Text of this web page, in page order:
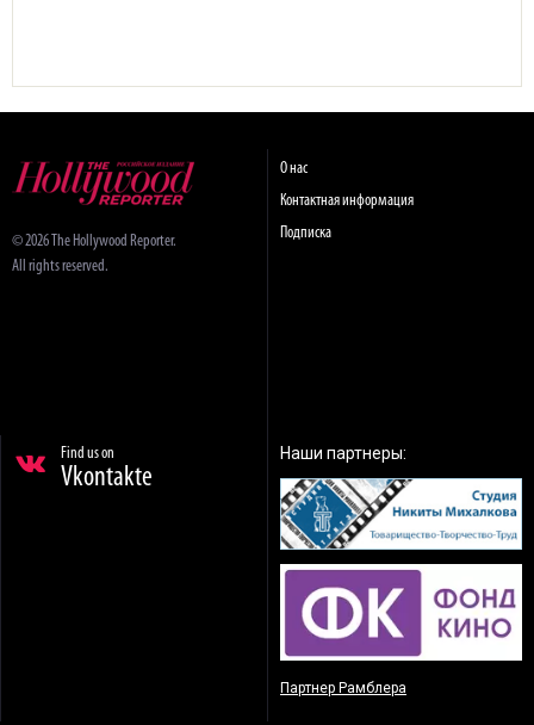
© 2026 The Hollywood Reporter.
All rights reserved.
О нас
Контактная информация
Подписка
Find us on
Vkontakte
Наши партнеры:
Партнер Рамблера